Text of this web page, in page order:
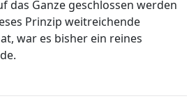
das Ganze geschlossen werden
Prinzip weitreichende
war es bisher ein reines